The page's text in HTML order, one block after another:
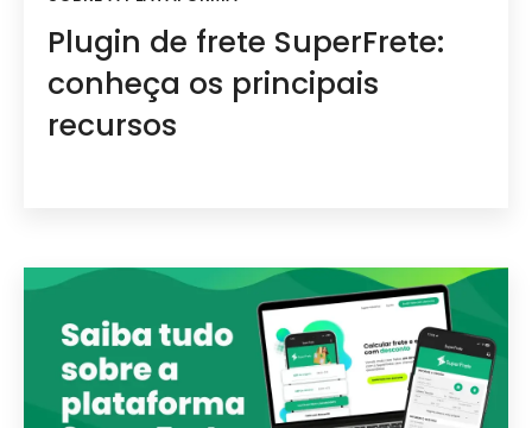
Plugin de frete SuperFrete:
conheça os principais
recursos